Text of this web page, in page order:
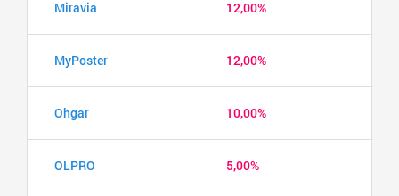
Miravia 12,00%
MyPoster 12,00%
Ohgar 10,00%
OLPRO 5,00%